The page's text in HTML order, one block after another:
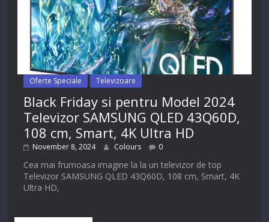
Oferte Speciale Televizoare
Black Friday si pentru Model 2024
Televizor SAMSUNG QLED 43Q60D,
108 cm, Smart, 4K Ultra HD
November 8, 2024 Colours 0
Cea mai frumoasa imagine la la un televizor de top
Televizor SAMSUNG QLED 43Q60D, 108 cm, Smart, 4K
Ultra HD,